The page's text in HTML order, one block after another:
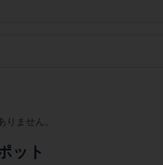
ません。
ット